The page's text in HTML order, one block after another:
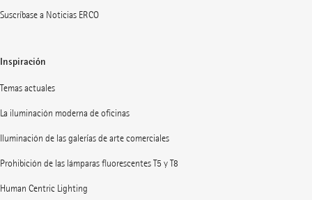
Suscríbase a Noticias ERCO
Inspiración
Temas actuales
La iluminación moderna de oficinas
Iluminación de las galerías de arte comerciales
Prohibición de las lámparas fluorescentes T5 y T8
Human Centric Lighting